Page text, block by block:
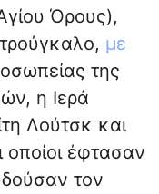
Όρους),
με
της
η Ιερά
Λούτσκ και
οποίοι έφτασαν
τον